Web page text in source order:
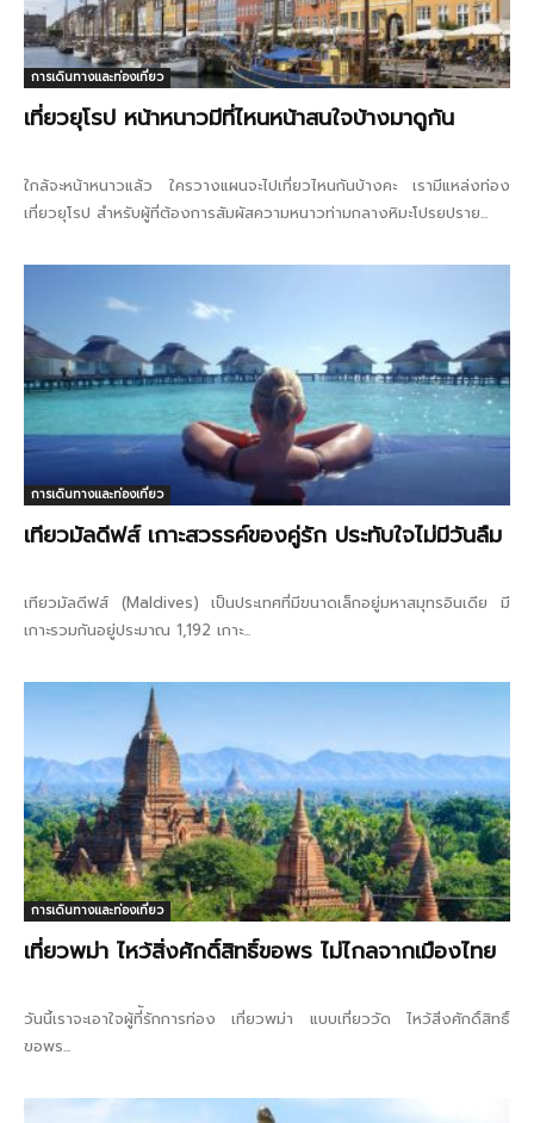
การเดินทางและท่องเที่ยว
เที่ยวยุโรป หน้าหนาวมีที่ไหนหน้าสนใจบ้างมาดูกัน
ใกล้จะหน้าหนาวแล้ว ใครวางแผนจะไปเที่ยวไหนกันบ้างคะ เรามีแหล่งท่อง
เที่ยวยุโรป สำหรับผู้ที่ต้องการสัมผัสความหนาวท่ามกลางหิมะโปรยปราย...
การเดินทางและท่องเที่ยว
เทียวมัลดีฟส์ เกาะสวรรค์ของคู่รัก ประทับใจไม่มีวันลืม
เทียวมัลดีฟส์ (Maldives) เป็นประเทศที่มีขนาดเล็กอยู่มหาสมุทรอินเดีย มี
เกาะรวมกันอยู่ประมาณ 1,192 เกาะ...
การเดินทางและท่องเที่ยว
เที่ยวพม่า ไหว้สิ่งศักดิ์สิทธิ์ขอพร ไม่ไกลจากเมืองไทย
วันนี้เราจะเอาใจผู้ที่ัรักการท่อง เที่ยวพม่า แบบเที่ยววัด ไหว้สิ่งศักดิ์สิทธิ์
ขอพร...